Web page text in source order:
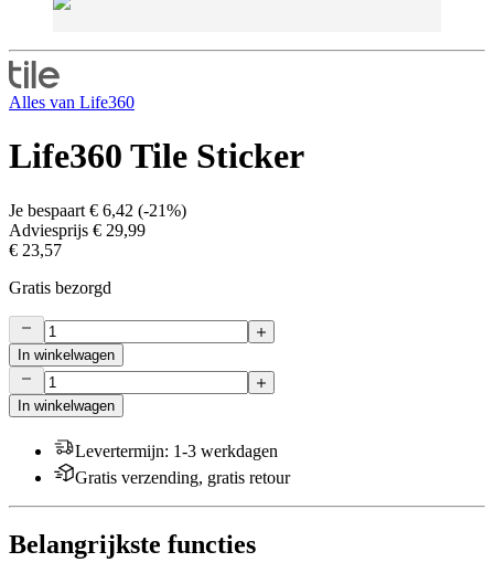
Alles van Life360
Life360 Tile Sticker
Je bespaart € 6,42 (-21%)
Adviesprijs € 29,99
€ 23,57
Gratis bezorgd
In winkelwagen
In winkelwagen
Levertermijn: 1-3 werkdagen
Gratis verzending, gratis retour
Belangrijkste functies